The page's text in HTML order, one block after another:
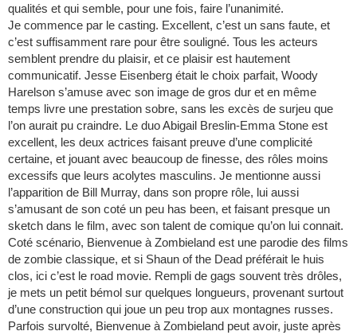
qualités et qui semble, pour une fois, faire l’unanimité.
Je commence par le casting. Excellent, c’est un sans faute, et
c’est suffisamment rare pour être souligné. Tous les acteurs
semblent prendre du plaisir, et ce plaisir est hautement
communicatif. Jesse Eisenberg était le choix parfait, Woody
Harelson s’amuse avec son image de gros dur et en même
temps livre une prestation sobre, sans les excès de surjeu que
l’on aurait pu craindre. Le duo Abigail Breslin-Emma Stone est
excellent, les deux actrices faisant preuve d’une complicité
certaine, et jouant avec beaucoup de finesse, des rôles moins
excessifs que leurs acolytes masculins. Je mentionne aussi
l’apparition de Bill Murray, dans son propre rôle, lui aussi
s’amusant de son coté un peu has been, et faisant presque un
sketch dans le film, avec son talent de comique qu’on lui connait.
Coté scénario, Bienvenue à Zombieland est une parodie des films
de zombie classique, et si Shaun of the Dead préférait le huis
clos, ici c’est le road movie. Rempli de gags souvent très drôles,
je mets un petit bémol sur quelques longueurs, provenant surtout
d’une construction qui joue un peu trop aux montagnes russes.
Parfois survolté, Bienvenue à Zombieland peut avoir, juste après